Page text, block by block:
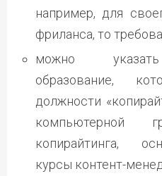
например, для
фриланса, то
можно указать
образование,
должности
компьютерной
копирайтинга,
курсы контент-